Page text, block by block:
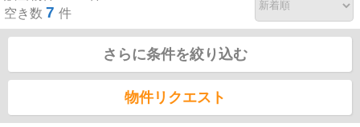
空き数 7 件
さらに条件を絞り込む
物件リクエスト